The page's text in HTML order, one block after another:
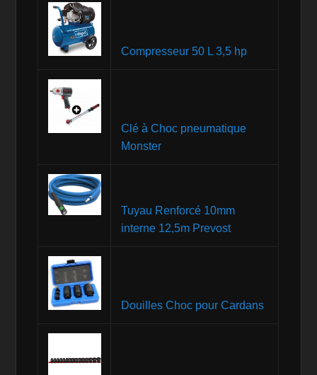
Compresseur 50 L 3,5 hp
Clé à Choc pneumatique
Monster
Tuyau Renforcé 10mm
interne 12,5m Prevost
Douilles Choc pour Cardans